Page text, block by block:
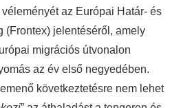
az Európai Határ- és
(Frontex) jelentéséről, amely
migrációs útvonalon
az év első negyedében.
következtetésre nem lehet